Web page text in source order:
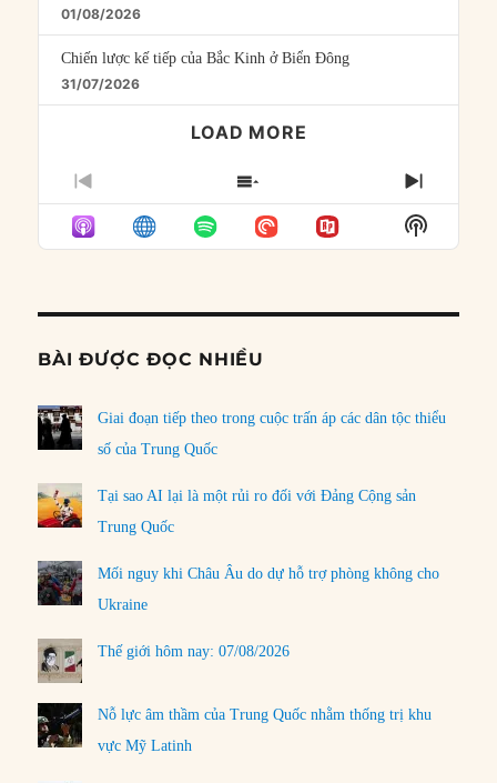
01/08/2026
Chiến lược kế tiếp của Bắc Kinh ở Biển Đông
31/07/2026
LOAD MORE
PREVIOUS
EPISODE
SHOW
EPISODES
LIST
NEXT
Show
Podcast
BÀI ĐƯỢC ĐỌC NHIỀU
Giai đoạn tiếp theo trong cuộc trấn áp các dân tộc thiểu
số của Trung Quốc
Tại sao AI lại là một rủi ro đối với Đảng Cộng sản
Trung Quốc
Mối nguy khi Châu Âu do dự hỗ trợ phòng không cho
Ukraine
Thế giới hôm nay: 07/08/2026
Nỗ lực âm thầm của Trung Quốc nhằm thống trị khu
vực Mỹ Latinh